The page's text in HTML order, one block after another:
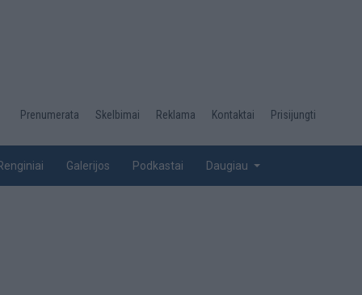
Desktop
top
Prenumerata Skelbimai Reklama Kontaktai Prisijungti
Galerijos Podkastai Daugiau